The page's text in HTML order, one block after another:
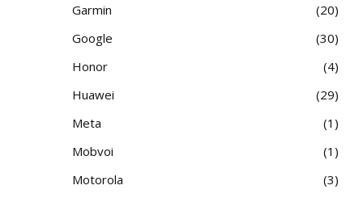
Garmin
20
Google
30
Honor
4
Huawei
29
Meta
1
Mobvoi
1
Motorola
3